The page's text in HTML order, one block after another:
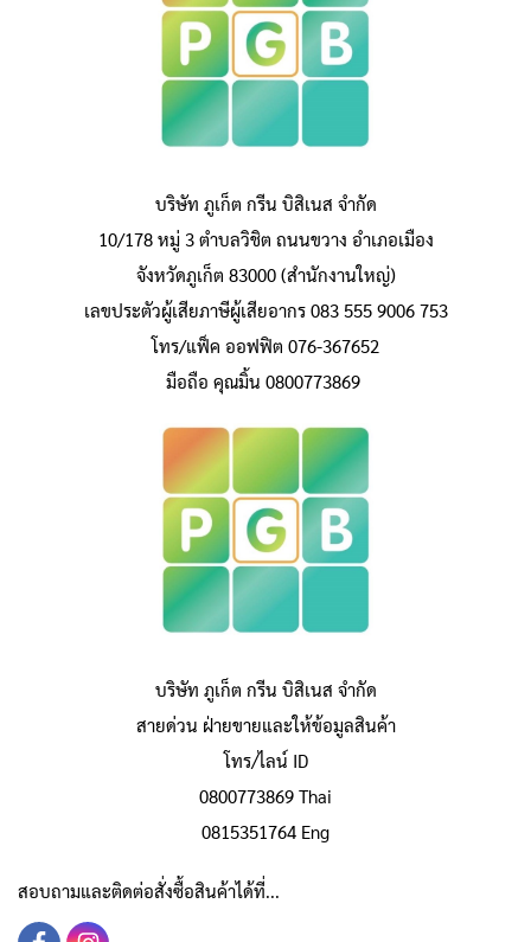
บริษัท ภูเก็ต กรีน บิสิเนส จำกัด
10/178 หมู่ 3 ตำบลวิชิต ถนนขวาง อำเภอเมือง
จังหวัดภูเก็ต 83000 (สำนักงานใหญ่)
เลขประตัวผู้เสียภาษีผู้เสียอากร 083 555 9006 753
โทร/แฟ็ค ออฟฟิต 076-367652
มือถือ คุณมิ้น 0800773869
บริษัท ภูเก็ต กรีน บิสิเนส จำกัด
สายด่วน ฝ่ายขายและให้ข้อมูลสินค้า
โทร/ไลน์ ID
0800773869 Thai
0815351764 Eng
สอบถามและติดต่อสั่งซื้อสินค้าได้ที่...